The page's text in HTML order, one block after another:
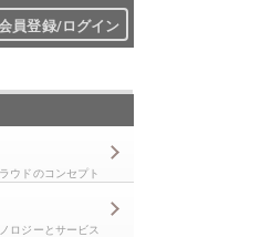
員登録/ログイン
ウドのコンセプト
ロジーとサービス